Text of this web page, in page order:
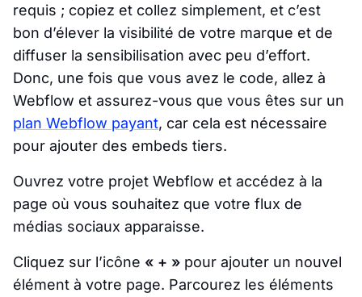
requis ; copiez et collez simplement, et c’est
bon d’élever la visibilité de votre marque et de
diffuser la sensibilisation avec peu d’effort.
Donc, une fois que vous avez le code, allez à
Webflow et assurez-vous que vous êtes sur un
plan Webflow payant, car cela est nécessaire
pour ajouter des embeds tiers.
Ouvrez votre projet Webflow et accédez à la
page où vous souhaitez que votre flux de
médias sociaux apparaisse.
Cliquez sur l’icône « + » pour ajouter un nouvel
élément à votre page. Parcourez les éléments